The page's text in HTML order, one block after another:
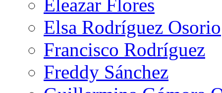
Eleazar Flores
Elsa Rodríguez Osorio
Francisco Rodríguez
Freddy Sánchez